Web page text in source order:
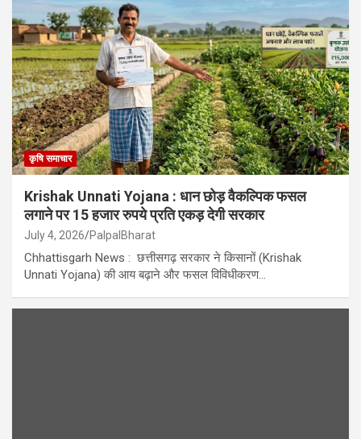
कृषि समाचार
Krishak Unnati Yojana : धान छोड़ वैकल्पिक फसल
लगाने पर 15 हजार रुपये प्रति एकड़ देगी सरकार
July 4, 2026 PalpalBharat
Chhattisgarh News : छत्तीसगढ़ सरकार ने किसानों (Krishak
Unnati Yojana) की आय बढ़ाने और फसल विविधीकरण…